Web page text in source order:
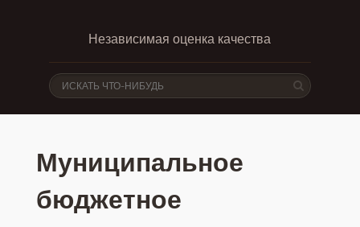
Независимая оценка качества
Муниципальное
бюджетное